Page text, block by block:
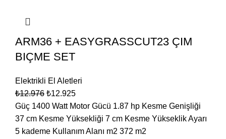
ARM36 + EASYGRASSCUT23 ÇIM
BIÇME SET
Elektrikli El Aletleri
₺12.976 ₺12.925
Güç 1400 Watt Motor Gücü 1.87 hp Kesme Genişliği
37 cm Kesme Yüksekliği 7 cm Kesme Yükseklik Ayarı
5 kademe Kullanım Alanı m2 372 m2